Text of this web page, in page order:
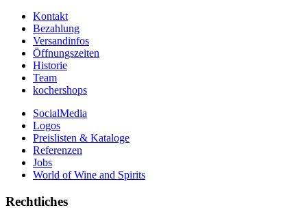
Kontakt
Bezahlung
Versandinfos
Öffnungszeiten
Historie
Team
kochershops
SocialMedia
Logos
Preislisten & Kataloge
Referenzen
Jobs
World of Wine and Spirits
Rechtliches